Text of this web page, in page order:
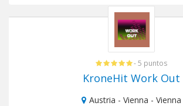
- 5 puntos
KroneHit Work Out
Austria - Vienna - Vienna